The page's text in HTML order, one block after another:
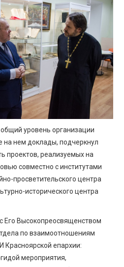
уровень организации
нем доклады, подчеркнул
проектов, реализуемых на
совместно с институтами
просветительского центра
исторического центра
Его Высокопреосвященством
по взаимоотношениям
Красноярской епархии:
мероприятия,